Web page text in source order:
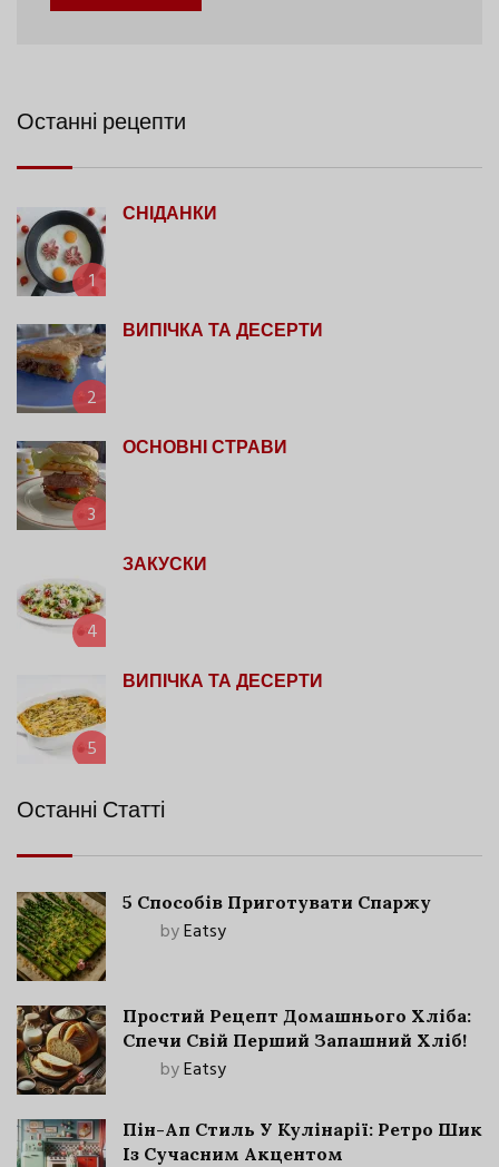
Останні рецепти
1
СНІДАНКИ
2
ВИПІЧКА ТА ДЕСЕРТИ
3
ОСНОВНІ СТРАВИ
4
ЗАКУСКИ
5
ВИПІЧКА ТА ДЕСЕРТИ
Останні Статті
5 Способів Приготувати Спаржу
byEatsy
Простий Рецепт Домашнього Хліба:
Спечи Свій Перший Запашний Хліб!
byEatsy
Пін-Ап Стиль У Кулінарії: Ретро Шик
Із Сучасним Акцентом